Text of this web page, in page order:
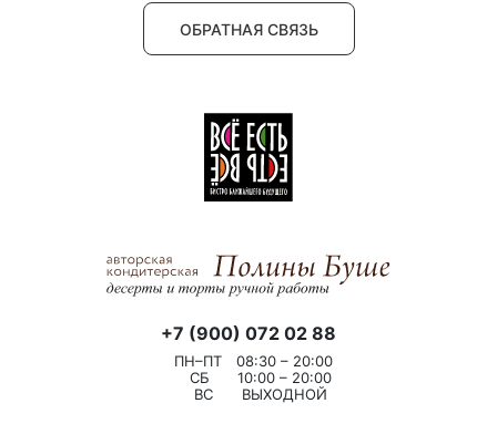
ОБРАТНАЯ СВЯЗЬ
+7 (900) 072 02 88
ПН–ПТ
08:30 – 20:00
СБ
10:00 – 20:00
ВС
ВЫХОДНОЙ